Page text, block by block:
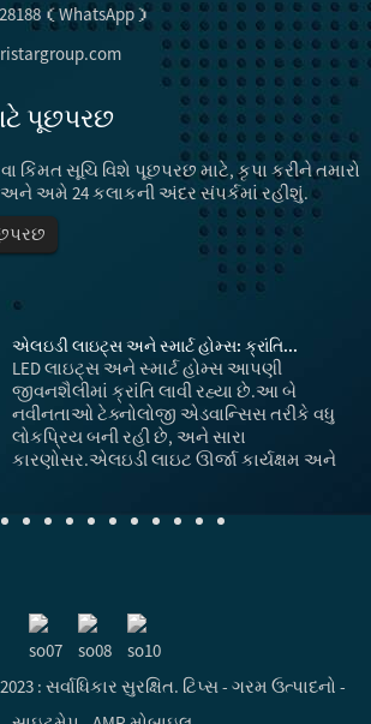
（WhatsApp）
પૂછપરછ
કિંમત સૂચિ વિશે પૂછપરછ માટે, કૃપા કરીને તમારો
અમે 24 કલાકની અંદર સંપર્કમાં રહીશું.
એલઇડી લાઇટ્સ અને સ્માર્ટ હોમ્સ: ક્રાંતિ...
LED લાઇટ્સ અને સ્માર્ટ હોમ્સ આપણી
જીવનશૈલીમાં ક્રાંતિ લાવી રહ્યા છે.આ બે
નવીનતાઓ ટેક્નોલોજી એડવાન્સિસ તરીકે વધુ
લોકપ્રિય બની રહી છે, અને સારા
કારણોસર.એલઇડી લાઇટ ઊર્જા કાર્યક્ષમ અને
: સર્વાધિકાર સુરક્ષિત. ટિપ્સ - ગરમ ઉત્પાદનો -